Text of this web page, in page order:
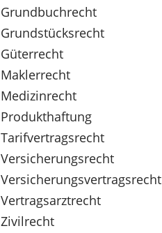
Grundbuchrecht
Grundstücksrecht
Güterrecht
Maklerrecht
Medizinrecht
Produkthaftung
Tarifvertragsrecht
Versicherungsrecht
Versicherungsvertragsrecht
Vertragsarztrecht
Zivilrecht